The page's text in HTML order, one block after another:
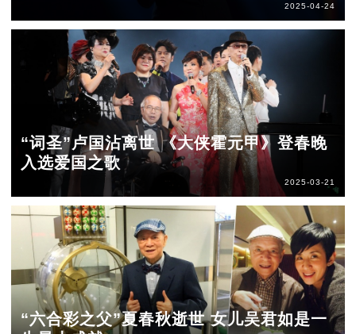
2025-04-24
“词圣”卢国沾离世 《大侠霍元甲》登春晚
入选爱国之歌
2025-03-21
“六合彩之父”夏春秋逝世 女儿吴君如是一